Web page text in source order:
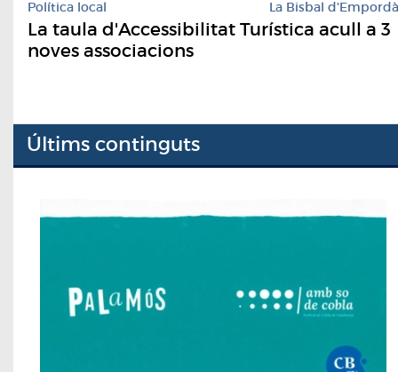
Política local La Bisbal d'Empordà
La taula d'Accessibilitat Turística acull a 3
noves associacions
Últims continguts